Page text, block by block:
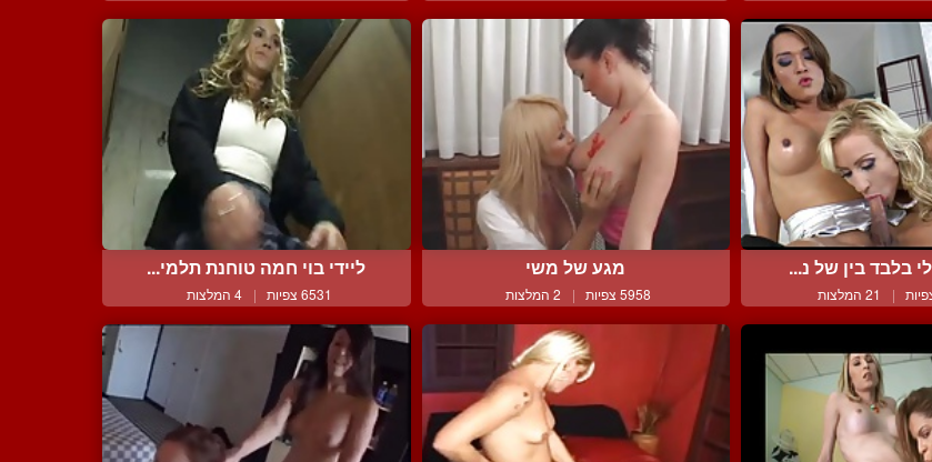
בלבד בין של נ...
| 21 המלצות
מגע של משי
5958 צפיות | 2 המלצות
ליידי בוי חמה טוחנת תלמי...
6531 צפיות | 4 המלצות